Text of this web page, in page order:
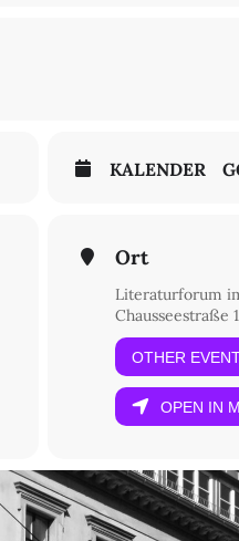
KALENDER
Ort
Literaturforum
Chausseestraße
OTHER
OPEN IN